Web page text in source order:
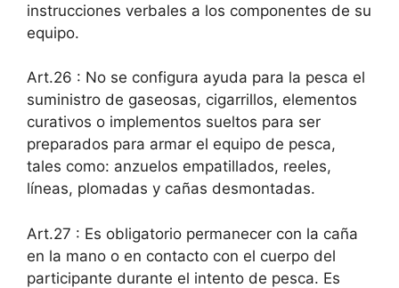
instrucciones verbales a los componentes de su
equipo.
Art.26 : No se configura ayuda para la pesca el
suministro de gaseosas, cigarrillos, elementos
curativos o implementos sueltos para ser
preparados para armar el equipo de pesca,
tales como: anzuelos empatillados, reeles,
líneas, plomadas y cañas desmontadas.
Art.27 : Es obligatorio permanecer con la caña
en la mano o en contacto con el cuerpo del
participante durante el intento de pesca. Es